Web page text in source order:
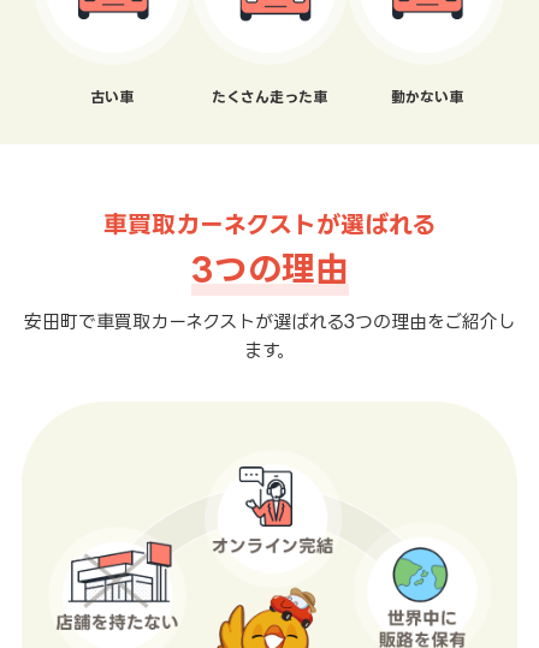
古い車 たくさん走った車 動かない車
車買取カーネクストが選ばれる
3つの理由
安田町で車買取カーネクストが選ばれる3つの理由をご紹介し
ます。